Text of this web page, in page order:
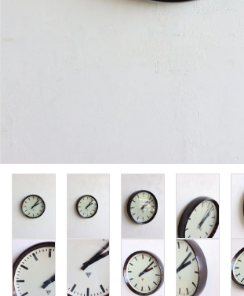
卸販売
デザイナーまとめ
アフターケア
メンテナンスについて